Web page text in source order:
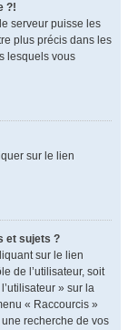
?!
serveur puisse les
plus précis dans les
lesquels vous
sur le lien
et sujets ?
sur le lien
de l’utilisateur, soit
» sur la
« Raccourcis »
recherche de vos